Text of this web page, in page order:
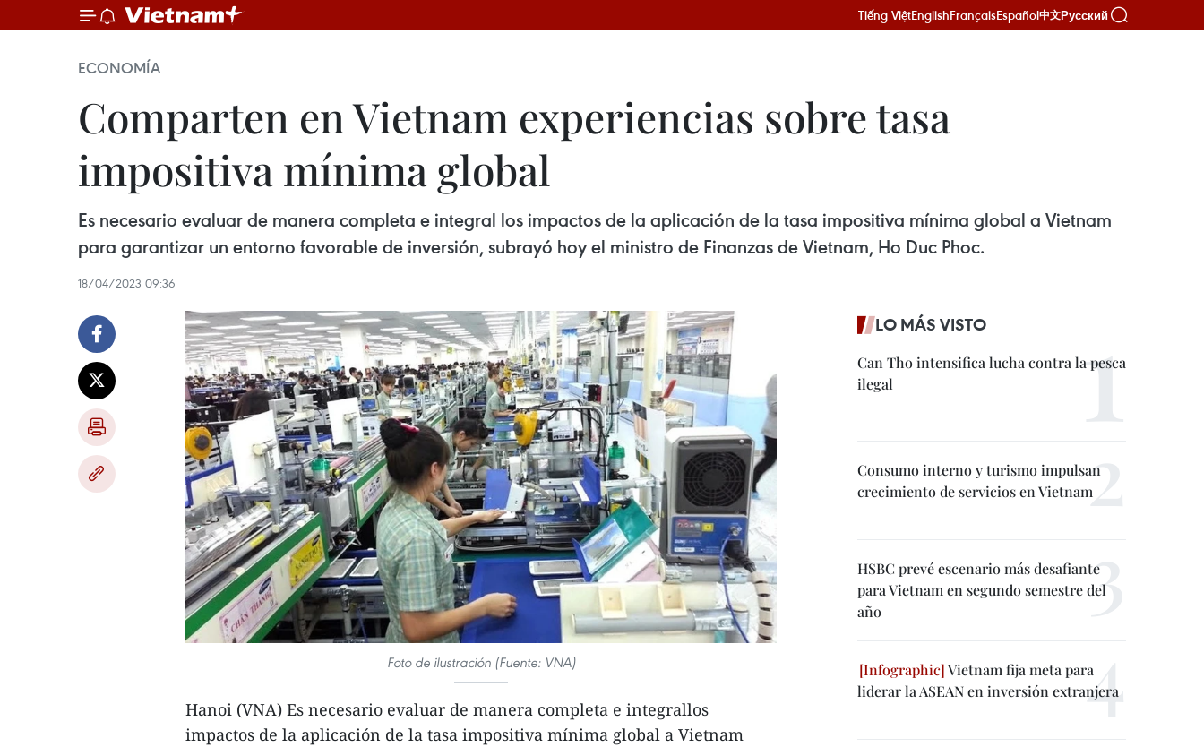
Tiếng ViệtEnglishFrançaisEspañol中文Русский
ECONOMÍA
Comparten en Vietnam experiencias sobre tasa
impositiva mínima global
Es necesario evaluar de manera completa e integral los impactos de la aplicación de la tasa impositiva mínima global a Vietnam
para garantizar un entorno favorable de inversión, subrayó hoy el ministro de Finanzas de Vietnam, Ho Duc Phoc.
18/04/2023 09:36
Foto de ilustración (Fuente: VNA)
Hanoi (VNA) Es necesario evaluar de manera completa e integrallos
impactos de la aplicación de la tasa impositiva mínima global a Vietnam
LO MÁS VISTO
Can Tho intensifica lucha contra la pesca
ilegal
Consumo interno y turismo impulsan
crecimiento de servicios en Vietnam
HSBC prevé escenario más desafiante
para Vietnam en segundo semestre del
año
Vietnam fija meta para
liderar la ASEAN en inversión extranjera